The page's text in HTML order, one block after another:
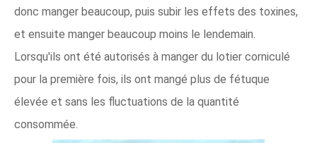
donc manger beaucoup, puis subir les effets des toxines,
et ensuite manger beaucoup moins le lendemain.
Lorsqu'ils ont été autorisés à manger du lotier corniculé
pour la première fois, ils ont mangé plus de fétuque
élevée et sans les fluctuations de la quantité
consommée.